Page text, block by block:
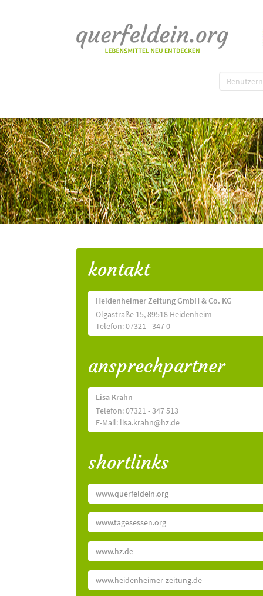
kontakt
Heidenheimer Zeitung GmbH & Co. KG
Olgastraße 15, 89518 Heidenheim
Telefon: 07321 - 347 0
ansprechpartner
Lisa Krahn
Telefon: 07321 - 347 513
E-Mail: lisa.krahn@hz.de
shortlinks
www.querfeldein.org
www.tagesessen.org
www.hz.de
www.heidenheimer-zeitung.de